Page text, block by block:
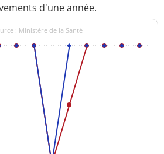
d'une année.
: Ministère de la Santé